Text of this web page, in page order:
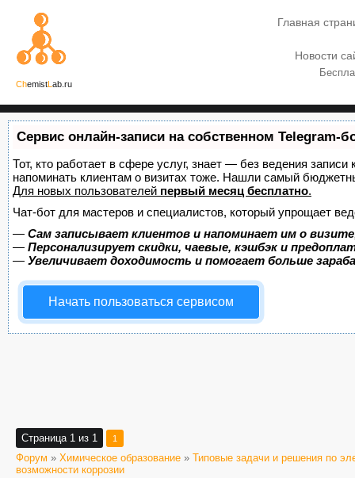
ChemistL ab.ru
Главная
Новости
Сервис онлайн-записи на собственном Telegram-
Тот, кто работает в сфере услуг, знает — без ведения
напоминать клиентам о визитах тоже. Нашли самый
Для новых пользователей первый месяц бесплатно.
Чат-бот для мастеров и специалистов, который упрощает
— Сам записывает клиентов и напоминает им о
— Персонализирует скидки, чаевые, кэшбэк и
— Увеличивает доходимость и помогает больше
Начать пользоваться сервисом
Страница 1 из 1 1
Форум » Химическое образование » Типовые задачи и решения по
возможности коррозии